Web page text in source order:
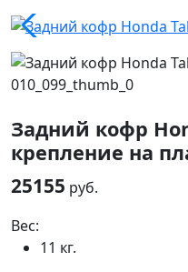
Задний кофр
крепление на
25155 руб.
Вес:
11 кг.